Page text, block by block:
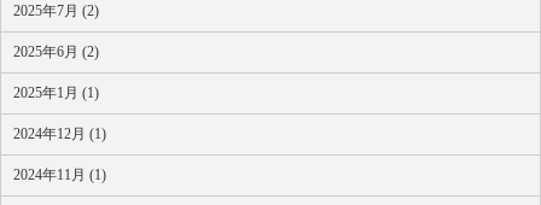
2025年7月 (2)
2025年6月 (2)
2025年1月 (1)
2024年12月 (1)
2024年11月 (1)